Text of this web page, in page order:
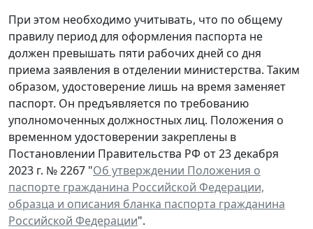
При этом необходимо учитывать, что по общему
правилу период для оформления паспорта не
должен превышать пяти рабочих дней со дня
приема заявления в отделении министерства. Таким
образом, удостоверение лишь на время заменяет
паспорт. Он предъявляется по требованию
уполномоченных должностных лиц. Положения о
временном удостоверении закреплены в
Постановлении Правительства РФ от 23 декабря
2023 г. № 2267 "Об утверждении Положения о
паспорте гражданина Российской Федерации,
образца и описания бланка паспорта гражданина
Российской Федерации".